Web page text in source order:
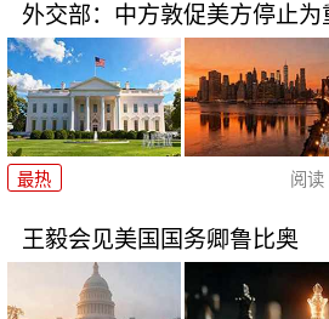
外交部：中方敦促美方停止
最热 阅读
王毅会见美国国务卿鲁比奥